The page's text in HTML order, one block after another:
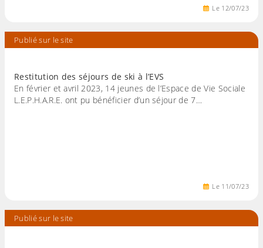
Le 12/07/23
Publié sur le site
Restitution des séjours de ski à l’EVS
En février et avril 2023, 14 jeunes de l’Espace de Vie Sociale
L.E.P.H.A.R.E. ont pu bénéficier d’un séjour de 7…
Le 11/07/23
Publié sur le site